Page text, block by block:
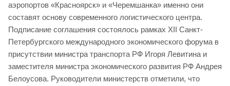
аэропортов «Красноярск» и «Черемшанка» именно они
составят основу современного логистического центра.
Подписание соглашения состоялось рамках XII Санкт-
Петербургского международного экономического форума в
присутствии министра транспорта РФ Игоря Левитина и
заместителя министра экономического развития РФ Андрея
Белоусова. Руководители министерств отметили, что